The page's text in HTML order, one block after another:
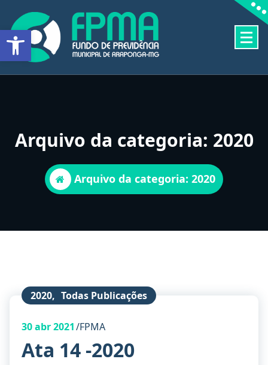
para
conteúdo
Arquivo da categoria: 2020
Arquivo da categoria: 2020
2020, Todas Publicações
30abr 2021 FPMA
Ata 14 -2020
Barra de Ferramentas Aberta